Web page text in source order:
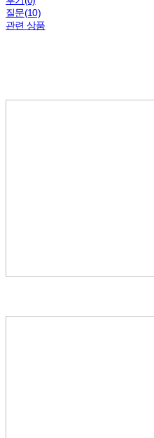
질문(10)
관련 상품